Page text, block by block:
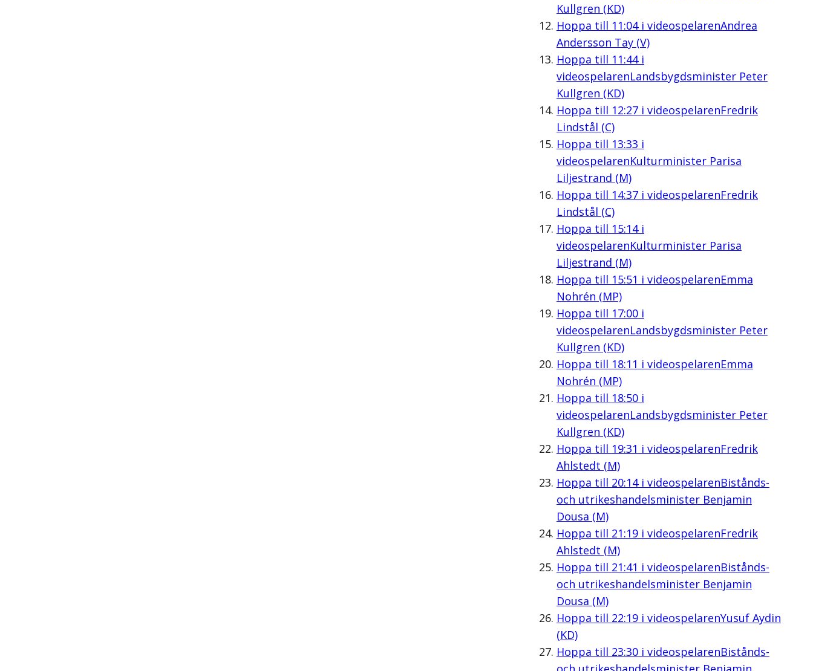
Kullgren (KD)
Hoppa till 11:04i videospelarenAndrea
Andersson Tay (V)
Hoppa till 11:44i
videospelarenLandsbygdsminister Peter
Kullgren (KD)
Hoppa till 12:27i videospelarenFredrik
Lindstål (C)
Hoppa till 13:33 i
videospelarenKulturminister Parisa
Liljestrand (M)
Hoppa till 14:37i videospelarenFredrik
Lindstål (C)
Hoppa till 15:14i
videospelarenKulturminister Parisa
Liljestrand (M)
Hoppa till 15:51 i videospelarenEmma
Nohrén (MP)
Hoppa till 17:00i
videospelarenLandsbygdsminister Peter
Kullgren (KD)
Hoppa till 18:11 i videospelarenEmma
Nohrén (MP)
Hoppa till 18:50i
videospelarenLandsbygdsminister Peter
Kullgren (KD)
Hoppa till 19:31 i videospelarenFredrik
Ahlstedt (M)
Hoppa till 20:14i videospelarenBistånds-
och utrikeshandelsminister Benjamin
Dousa (M)
Hoppa till 21:19i videospelarenFredrik
Ahlstedt (M)
Hoppa till 21:41 i videospelarenBistånds-
och utrikeshandelsminister Benjamin
Dousa (M)
Hoppa till 22:19i videospelarenYusuf Aydin
(KD)
Hoppa till 23:30i videospelarenBistånds-